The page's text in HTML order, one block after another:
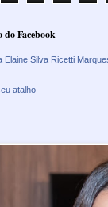
do Facebook
Elaine Silva Ricetti
atalho